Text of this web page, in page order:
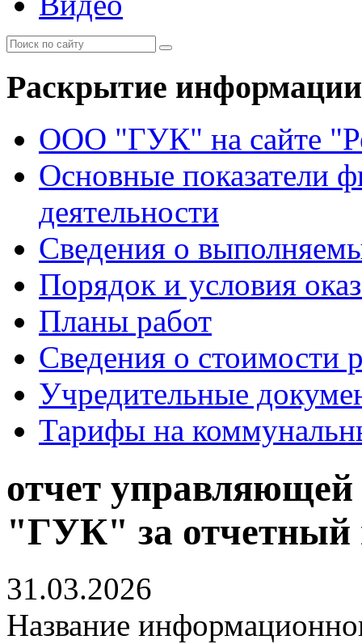
Раскрытие информации
ООО "ГУК" на сайте
Основные показатели
деятельности
Сведения о
Порядок и условия
Планы работ
Сведения о стоимости
Учредительные
Тарифы на
отчет
"ГУК" за отчетный
31.03.2026
Название